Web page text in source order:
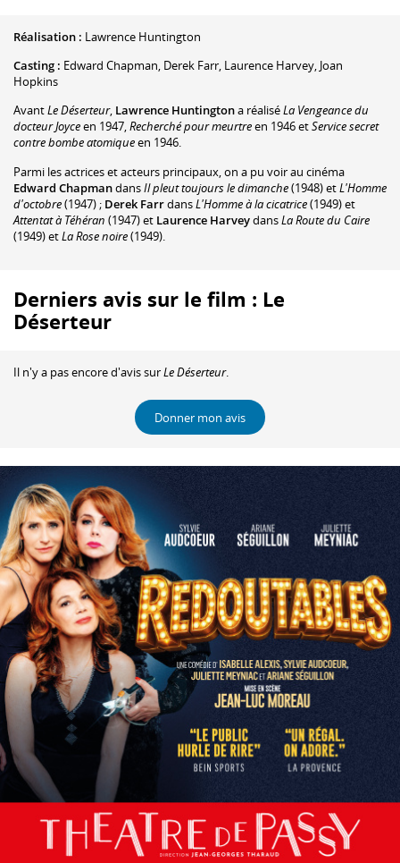
Réalisation : Lawrence Huntington
Casting : Edward Chapman, Derek Farr, Laurence Harvey, Joan
Hopkins
AvantLe Déserteur, Lawrence Huntingtona réaliséLa Vengeance du
docteur Joyceen 1947,Recherché pour meurtreen 1946 etService secret
contre bombe atomiqueen 1946.
Parmi les actrices et acteurs principaux, on a pu voir au cinéma
Edward ChapmandansIl pleut toujours le dimanche(1948) etL'Homme
d'octobre(1947) ; Derek FarrdansL'Homme à la cicatrice(1949) et
Attentat à Téhéran (1947) et Laurence HarveydansLa Route du Caire
(1949) etLa Rose noire(1949).
Derniers avis sur le film : Le
Déserteur
Il n'y a pas encore d'avis surLe Déserteur.
Donner mon avis